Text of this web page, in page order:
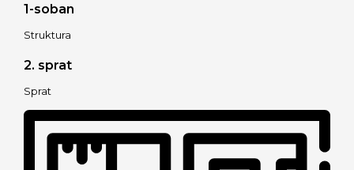
1-soban
Struktura
2. sprat
Sprat